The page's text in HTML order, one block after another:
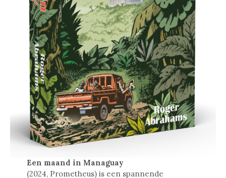
Een maand in Managuay
(2024, Prometheus) is een spannende